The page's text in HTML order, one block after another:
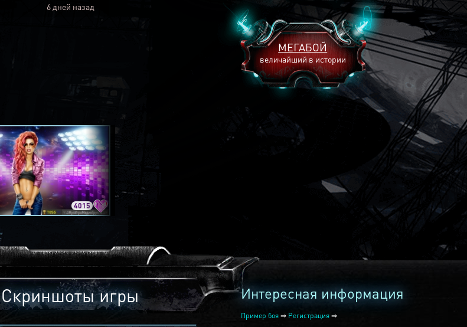
МЕГАБОЙ
величайший в истории
6 дней назад
4015 2240
Скриншоты игры Интересная информация
Пример боя ⇒ Регистрация ⇒